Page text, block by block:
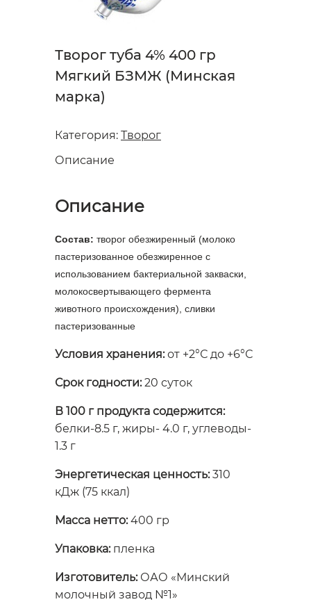
Творог туба 4% 400 гр
Мягкий БЗМЖ (Минская
марка)
Категория: Творог
Описание
Описание
Состав: творог обезжиренный (молоко
пастеризованное обезжиренное с
использованием бактериальной закваски,
молокосвертывающего фермента
животного происхождения), сливки
пастеризованные
Условия хранения:от +2°С до +6°С
Срок годности:20 суток
В 100 г продукта содержится:
белки-8.5 г, жиры- 4.0 г, углеводы-
1.3 г
Энергетическая ценность:310
кДж (75 ккал)
Масса нетто:400 гр
Упаковка:пленка
Изготовитель:ОАО «Минский
молочный завод №1»